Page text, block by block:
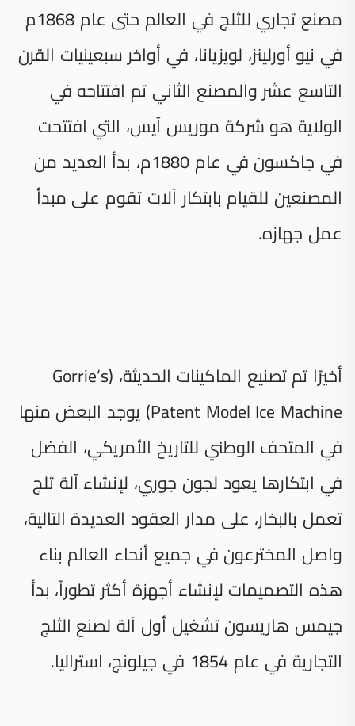
مصنع تجاري للثلج في العالم حتى عام 1868م
في نيو أورلينز، لويزيانا، في أواخر سبعينيات القرن
التاسع عشر والمصنع الثاني تم افتتاحه في
الولاية هو شركة موريس آيس، التي افتتحت
في جاكسون في عام 1880م، بدأ العديد من
المصنعين للقيام بابتكار آلات تقوم على مبدأ
عمل جهازه.
أخيرًا تم تصنيع الماكينات الحديثة، (Gorrie’s
Patent Model Ice Machine) يوجد البعض منها
في المتحف الوطني للتاريخ الأمريكي، الفضل
في ابتكارها يعود لجون جوري، لإنشاء آلة ثلج
تعمل بالبخار، على مدار العقود العديدة التالية،
واصل المخترعون في جميع أنحاء العالم بناء
هذه التصميمات لإنشاء أجهزة أكثر تطوراً، بدأ
جيمس هاريسون تشغيل أول آلة لصنع الثلج
التجارية في عام 1854 في جيلونج، استراليا.